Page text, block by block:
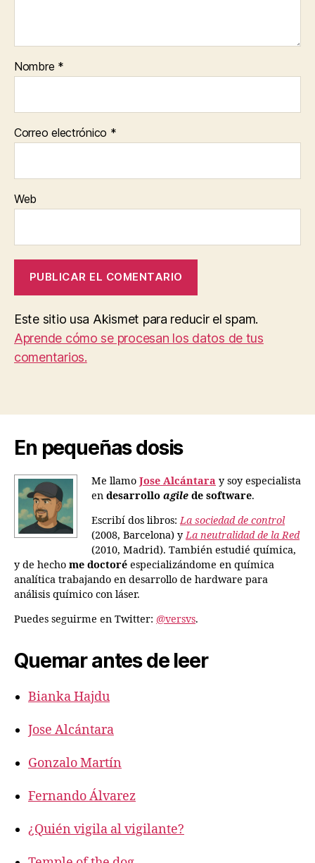
Nombre *
Correo electrónico *
Web
Este sitio usa Akismet para reducir el spam.
Aprende cómo se procesan los datos de tus
comentarios.
En pequeñas dosis
Me llamo Jose Alcántara y soy especialista
en desarrollo agile de software.
Escribí dos libros:La sociedad de control
(2008, Barcelona) yLa neutralidad de la Red
(2010, Madrid). También estudié química,
y de hecho me doctoré especializándome en química
analítica trabajando en desarrollo de hardware para
análisis químico con láser.
Puedes seguirme en Twitter: @versvs.
Quemar antes de leer
Bianka Hajdu
Jose Alcántara
Gonzalo Martín
Fernando Álvarez
¿Quién vigila al vigilante?